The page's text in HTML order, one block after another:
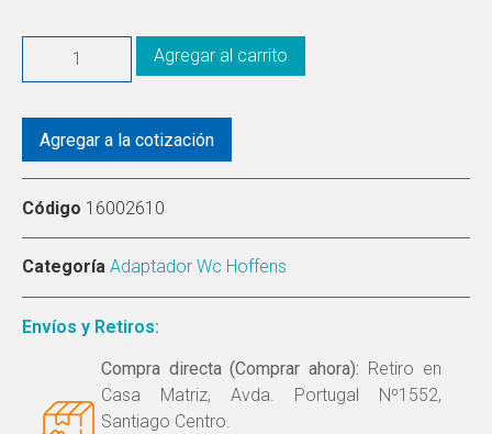
Agregar al carrito
Agregar a la cotización
Código 16002610
Categoría Adaptador Wc Hoffens
Envíos y Retiros:
Compra directa (Comprar ahora): Retiro en
Casa Matriz, Avda. Portugal Nº1552,
Santiago Centro.